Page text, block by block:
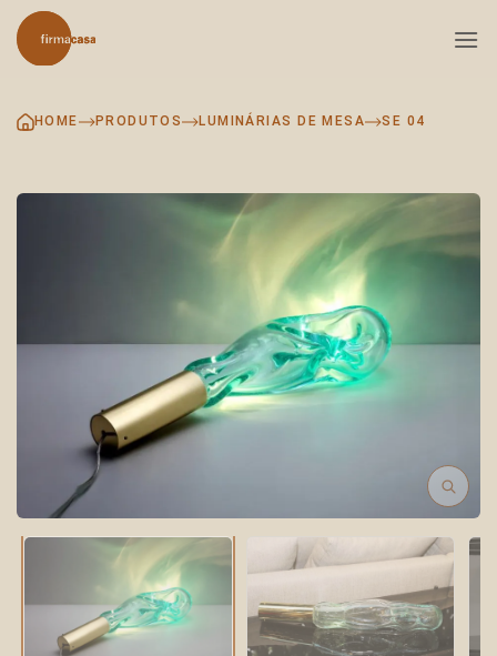
Skip
to
content
HOME PRODUTOS LUMINÁRIAS DE MESA SE 04